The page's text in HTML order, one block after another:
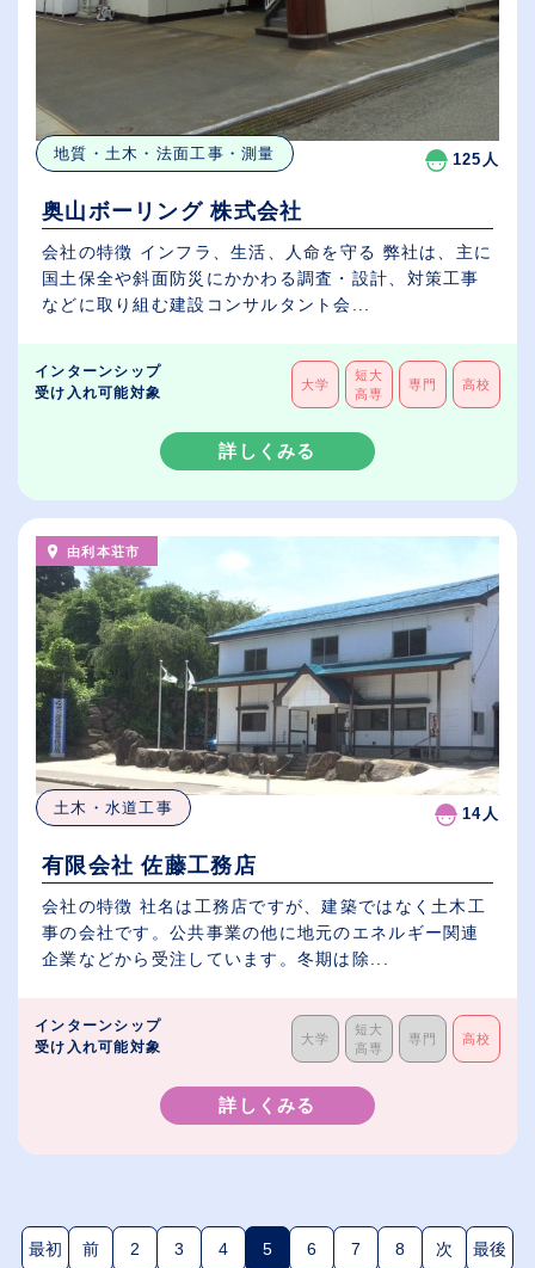
地質・土木・法面工事・測量 125人
奥山ボーリング 株式会社
会社の特徴 インフラ、生活、人命を守る 弊社は、主に
国土保全や斜面防災にかかわる調査・設計、対策工事
などに取り組む建設コンサルタント会...
インターンシップ
受け入れ可能対象
大学
短大
高専
専門 高校
詳しくみる
由利本荘市
土木・水道工事 14人
有限会社 佐藤工務店
会社の特徴 社名は工務店ですが、建築ではなく土木工
事の会社です。公共事業の他に地元のエネルギー関連
企業などから受注しています。冬期は除...
インターンシップ
受け入れ可能対象
大学
短大
高専
専門 高校
詳しくみる
最初 前 2 3 4 5(現在のページ)
6 7 8 次 最後